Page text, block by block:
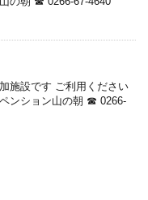
施設です ご利用ください
ンション山の朝 ☎ 0266-